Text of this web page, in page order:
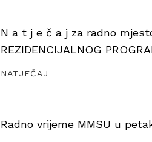
N a t j e č a j za radno
REZIDENCIJALNOG
NATJEČAJ
Radno vrijeme MMSU u